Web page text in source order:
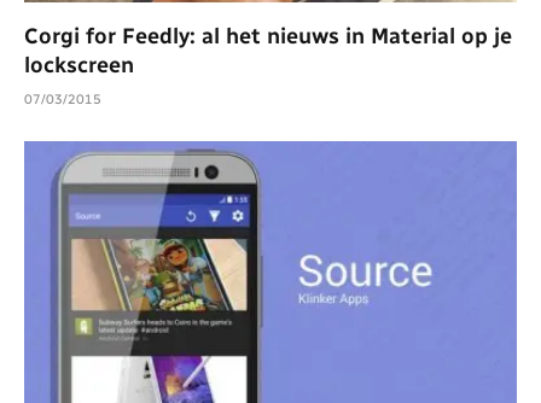
Corgi for Feedly: al het nieuws in Material op je
lockscreen
07/03/2015